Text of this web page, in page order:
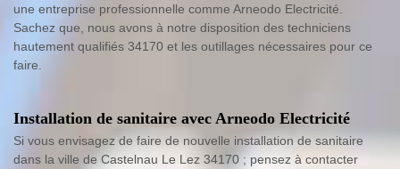
une entreprise professionnelle comme Arneodo Electricité.
Sachez que, nous avons à notre disposition des techniciens
hautement qualifiés 34170 et les outillages nécessaires pour ce
faire.
Installation de sanitaire avec Arneodo Electricité
Si vous envisagez de faire de nouvelle installation de sanitaire
dans la ville de Castelnau Le Lez 34170 ; pensez à contacter